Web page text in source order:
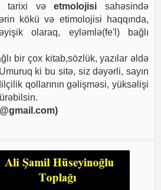
tarixi vəetmolojisi sahəsində
kökü və etimolojisi haqqında,
olaraq, eyləmlə(fe'l) bağlı
bir çox kitab,sözlük, yazılar əldə
ki bu sitə, siz dəyərli, sayın
qollarının gəlişməsi, yüksəlişi
)